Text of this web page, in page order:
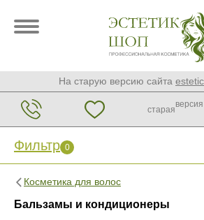
На старую версию сайта
старая
версия
Фильтр 0
Косметика для волос
Бальзамы и кондиционеры